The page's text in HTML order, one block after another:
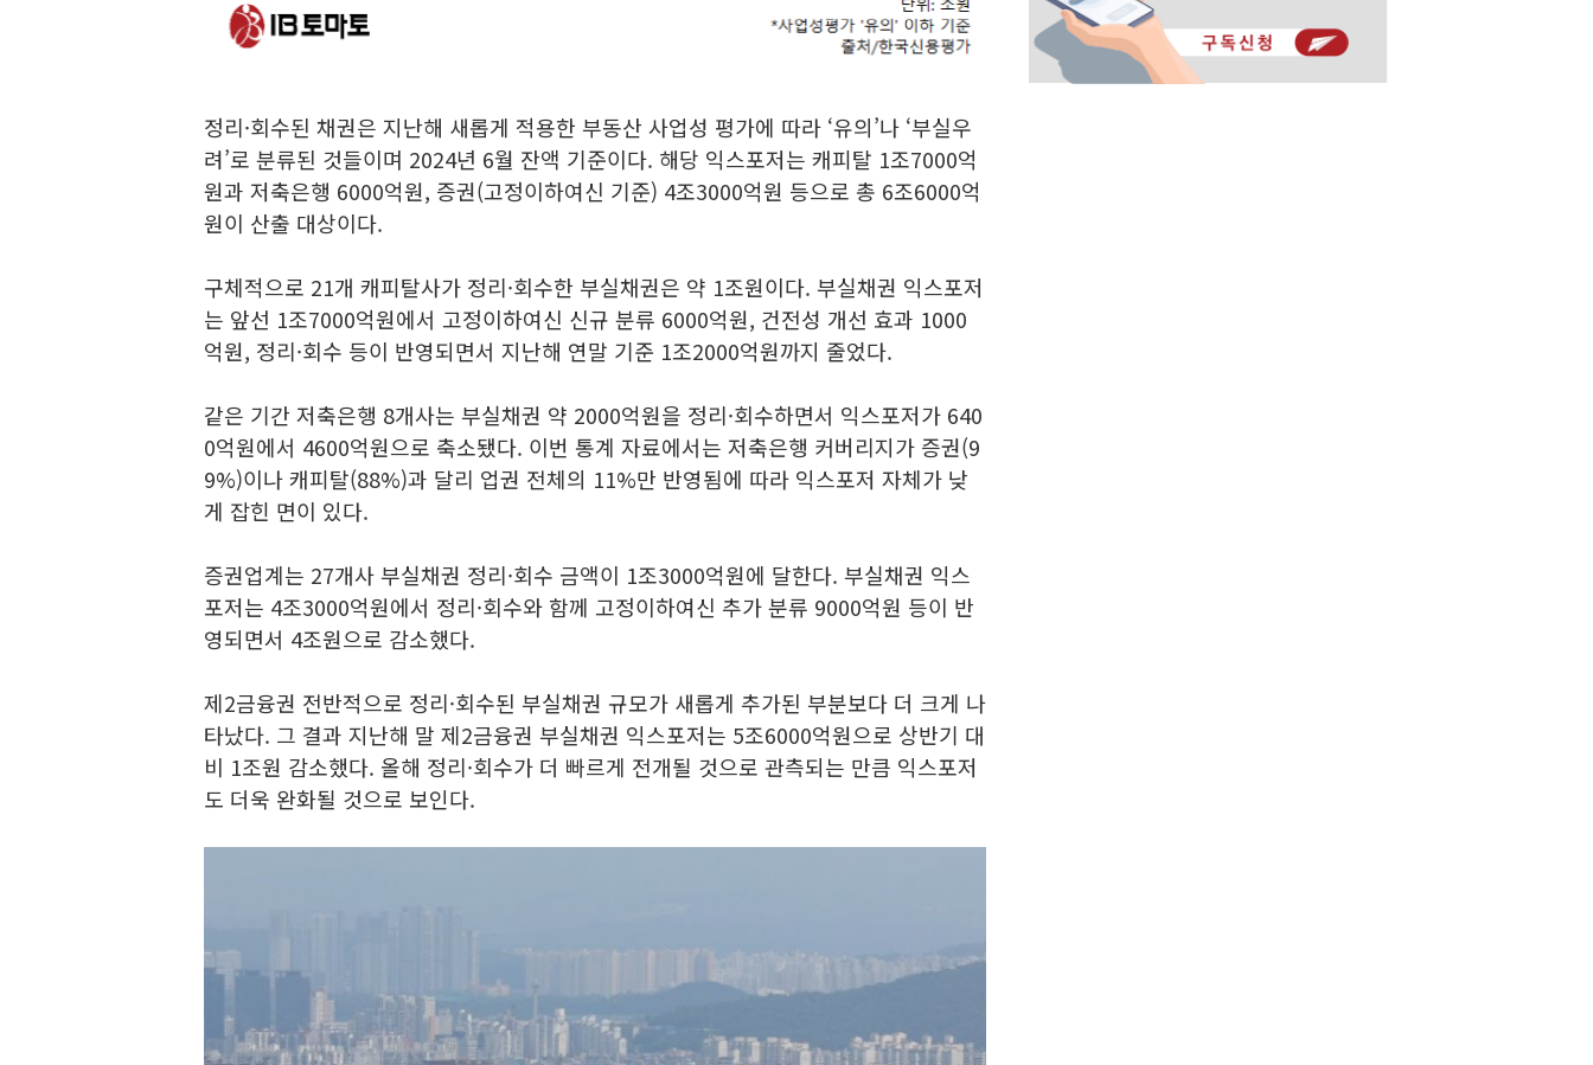
정리·회수된 채권은 지난해 새롭게 적용한 부동산 사업성 평가에 따라 ‘유의’나 ‘부실우
려’로 분류된 것들이며 2024년 6월 잔액 기준이다. 해당 익스포저는 캐피탈 1조7000억
원과 저축은행 6000억원, 증권(고정이하여신 기준) 4조3000억원 등으로 총 6조6000억
원이 산출 대상이다.
구체적으로 21개 캐피탈사가 정리·회수한 부실채권은 약 1조원이다. 부실채권 익스포저
는 앞선 1조7000억원에서 고정이하여신 신규 분류 6000억원, 건전성 개선 효과 1000
억원, 정리·회수 등이 반영되면서 지난해 연말 기준 1조2000억원까지 줄었다.
같은 기간 저축은행 8개사는 부실채권 약 2000억원을 정리·회수하면서 익스포저가 640
0억원에서 4600억원으로 축소됐다. 이번 통계 자료에서는 저축은행 커버리지가 증권(9
9%)이나 캐피탈(88%)과 달리 업권 전체의 11%만 반영됨에 따라 익스포저 자체가 낮
게 잡힌 면이 있다.
증권업계는 27개사 부실채권 정리·회수 금액이 1조3000억원에 달한다. 부실채권 익스
포저는 4조3000억원에서 정리·회수와 함께 고정이하여신 추가 분류 9000억원 등이 반
영되면서 4조원으로 감소했다.
제2금융권 전반적으로 정리·회수된 부실채권 규모가 새롭게 추가된 부분보다 더 크게 나
타났다. 그 결과 지난해 말 제2금융권 부실채권 익스포저는 5조6000억원으로 상반기 대
비 1조원 감소했다. 올해 정리·회수가 더 빠르게 전개될 것으로 관측되는 만큼 익스포저
도 더욱 완화될 것으로 보인다.